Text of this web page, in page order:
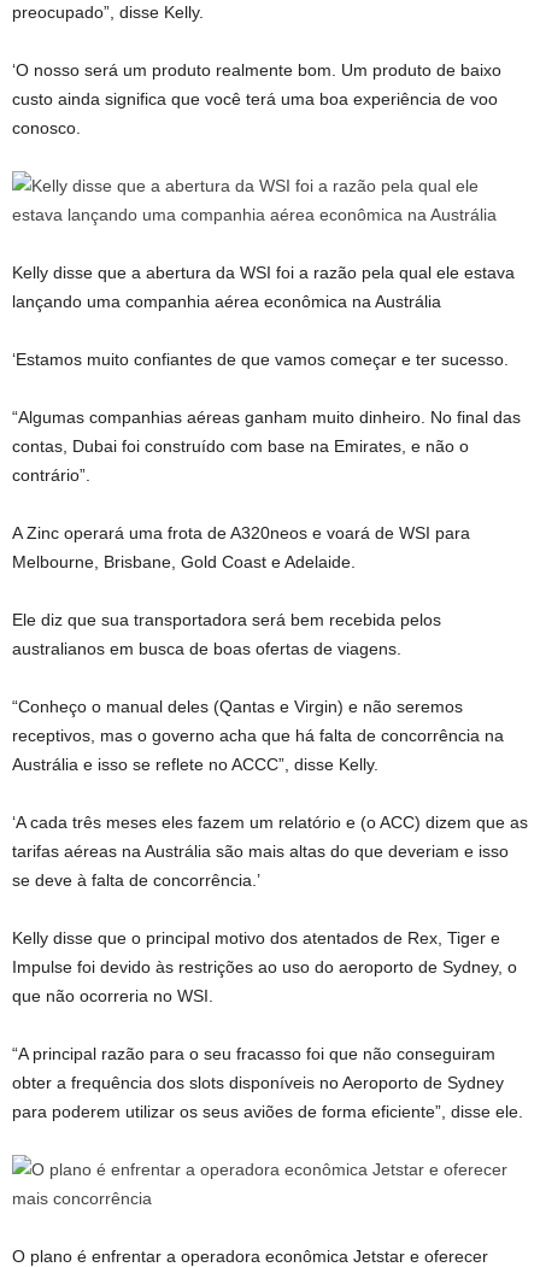
preocupado”, disse Kelly.
‘O nosso será um produto realmente bom. Um produto de baixo
custo ainda significa que você terá uma boa experiência de voo
conosco.
Kelly disse que a abertura da WSI foi a razão pela qual ele estava
lançando uma companhia aérea econômica na Austrália
‘Estamos muito confiantes de que vamos começar e ter sucesso.
“Algumas companhias aéreas ganham muito dinheiro. No final das
contas, Dubai foi construído com base na Emirates, e não o
contrário”.
A Zinc operará uma frota de A320neos e voará de WSI para
Melbourne, Brisbane, Gold Coast e Adelaide.
Ele diz que sua transportadora será bem recebida pelos
australianos em busca de boas ofertas de viagens.
“Conheço o manual deles (Qantas e Virgin) e não seremos
receptivos, mas o governo acha que há falta de concorrência na
Austrália e isso se reflete no ACCC”, disse Kelly.
‘A cada três meses eles fazem um relatório e (o ACC) dizem que as
tarifas aéreas na Austrália são mais altas do que deveriam e isso
se deve à falta de concorrência.’
Kelly disse que o principal motivo dos atentados de Rex, Tiger e
Impulse foi devido às restrições ao uso do aeroporto de Sydney, o
que não ocorreria no WSI.
“A principal razão para o seu fracasso foi que não conseguiram
obter a frequência dos slots disponíveis no Aeroporto de Sydney
para poderem utilizar os seus aviões de forma eficiente”, disse ele.
O plano é enfrentar a operadora econômica Jetstar e oferecer